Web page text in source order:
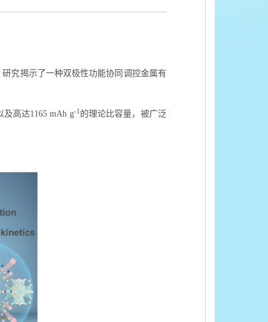
究揭示了一种双极性功能协同调控金属有
高达1165 mAh g-1 的理论比容量，被广泛